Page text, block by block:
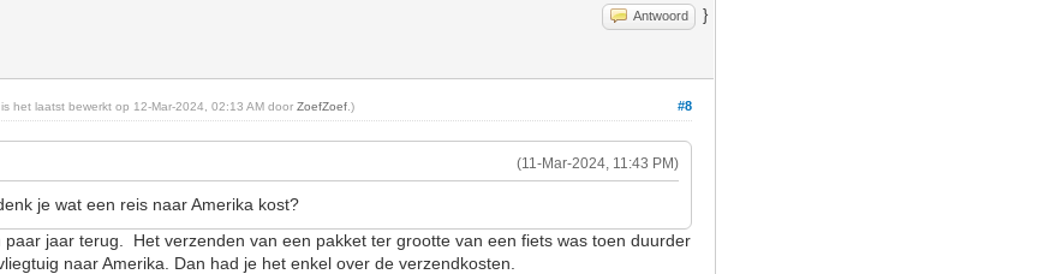
Antwoord }
#8
is het laatst bewerkt op 12-Mar-2024, 02:13 AM doorZoefZoef .)
(11-Mar-2024, 11:43 PM)
je wat een reis naar Amerika kost?
paar jaar terug. Het verzenden van een pakket ter grootte van een fiets was toen duurder
naar Amerika. Dan had je het enkel over de verzendkosten.